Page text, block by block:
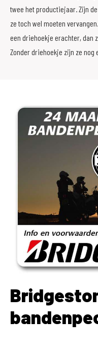
twee het productiejaar. Zijn
ze toch wel moeten
een driehoekje erachter, dan
Zonder driehoekje zijn ze nog